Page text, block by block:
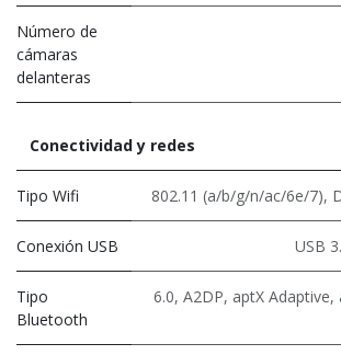
Número de
cámaras
delanteras
Conectividad y redes
Tipo Wifi 802.11 (a/b/g/n/ac/6e/7),
Conexión USB USB
Tipo
Bluetooth
6.0, A2DP, aptX Adaptive,